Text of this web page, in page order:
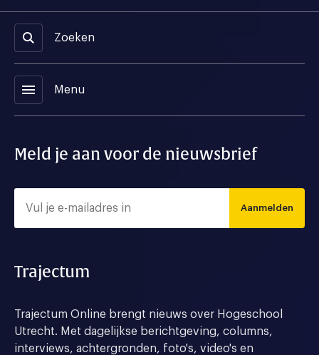
Zoeken
menu Menu
Meld je aan voor de nieuwsbrief
Aanmelden
Trajectum
Trajectum Online brengt nieuws over Hogeschool
Utrecht. Met dagelijkse berichtgeving, columns,
interviews, achtergronden, foto's, video's en